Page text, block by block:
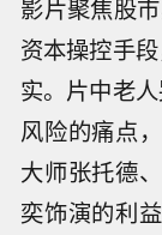
影片聚焦股
资本操控手
实。片中老
风险的痛点
大师张托德
奕饰演的利